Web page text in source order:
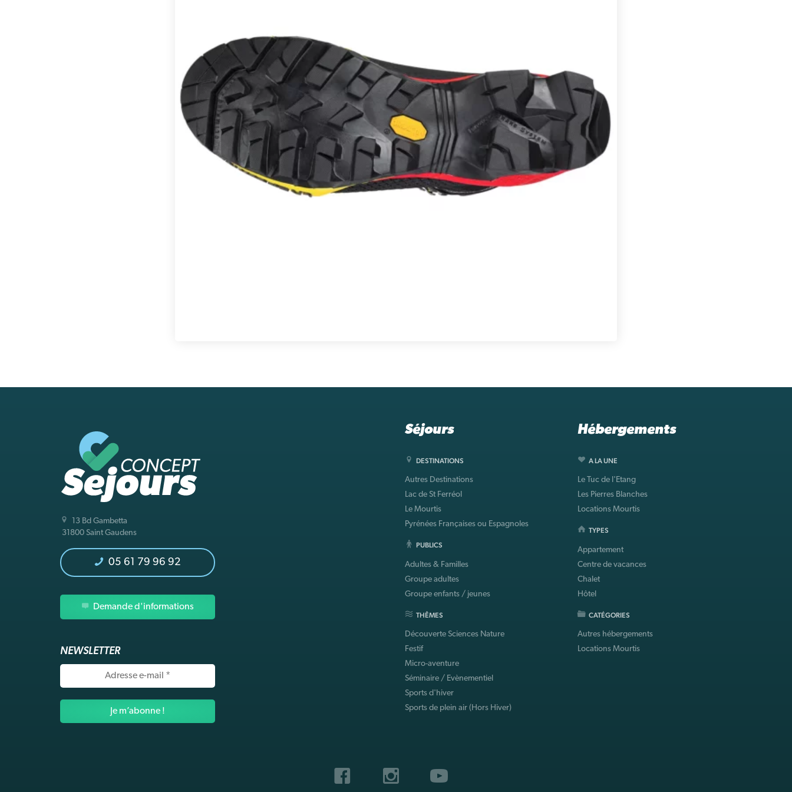
13 Bd Gambetta
31800 Saint Gaudens
05 61 79 96 92
Demande d'informations
NEWSLETTER
Adresse
*
Séjours
DESTINATIONS
Autres Destinations
Lac de St Ferréol
Le Mourtis
Pyrénées Françaises ou Espagnoles
PUBLICS
Adultes & Familles
Groupe adultes
Groupe enfants / jeunes
THÊMES
Découverte Sciences Nature
Festif
Micro-aventure
Séminaire / Evènementiel
Sports d'hiver
Sports de plein air (Hors Hiver)
Hébergements
A LA UNE
Le Tuc de l'Etang
Les Pierres Blanches
Locations Mourtis
TYPES
Appartement
Centre de vacances
Chalet
Hôtel
CATÉGORIES
Autres hébergements
Locations Mourtis